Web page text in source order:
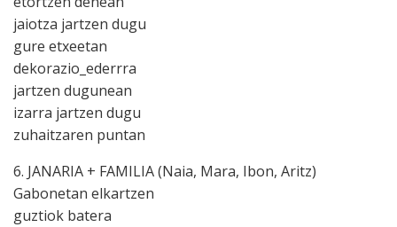
jaiotza jartzen dugu
gure etxeetan
dekorazio_ederrra
jartzen dugunean
izarra jartzen dugu
zuhaitzaren puntan
6. JANARIA + FAMILIA (Naia, Mara, Ibon, Aritz)
Gabonetan elkartzen
guztiok batera